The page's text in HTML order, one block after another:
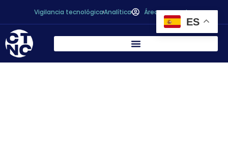
Vigilancia tecnológicaAnalítica Área personal
ES